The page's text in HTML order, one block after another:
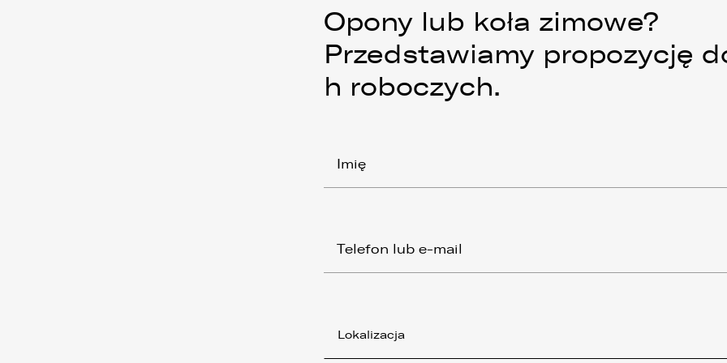
Opony lub koła zimowe?
Przedstawiamy propozycję
h roboczych.
Lokalizacja